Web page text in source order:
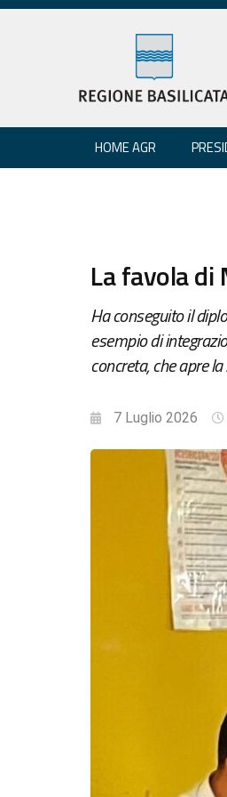
HOME AGR
La favola di
Ha conseguito il
esempio di
concreta, che apre
7 Luglio 2026